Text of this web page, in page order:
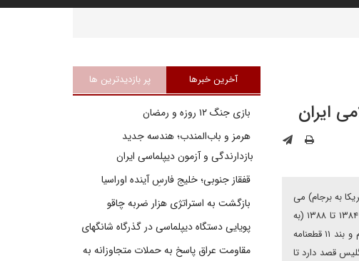
ایران
به برجام) می
تواند به تنهایی، شش قطعنامه ی تحریمی شورای امنیت سازمان ملل متحد را که طی سال های ۲۰۰۶ تا ۲۰۱۰ میلادی، مطابق با سال های ۱۳۸۴ تا ۱۳۸۸ (به
اضافه ی قطعنامه ۲۲۲۴ سال ۲۰۱۵ میلادی-۱۳۹۴) علیه جمهوری اسلامی ایران به تصویب رسیده بازگرداند. بر اساس بندهای ۳۶ و ۳۷ برجام و بند ۱۱ قطعنامه
قصد دارد تا
آخرین خبرها پر بازدیدترین ها
بازی جنگ ۱۲ روزه و رمضان
هرمز و باب‌المندب؛ هندسه جدید
بازدارندگی و آزمون دیپلماسی ایران
قفقاز جنوبی؛ خلیج فارسِ آینده اوراسیا
بازگشت به استراتژی هزار ضربه چاقو
پویایی دستگاه دیپلماسی در گذرگاه شانگهای
مقاومت عراق پاسخ به حملات متجاوزانه به